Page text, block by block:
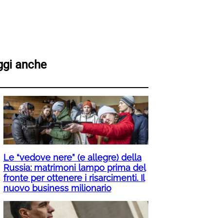
anche
Le “vedove nere” (e allegre) della
Russia: matrimoni lampo prima del
fronte per ottenere i risarcimenti. Il
nuovo business milionario